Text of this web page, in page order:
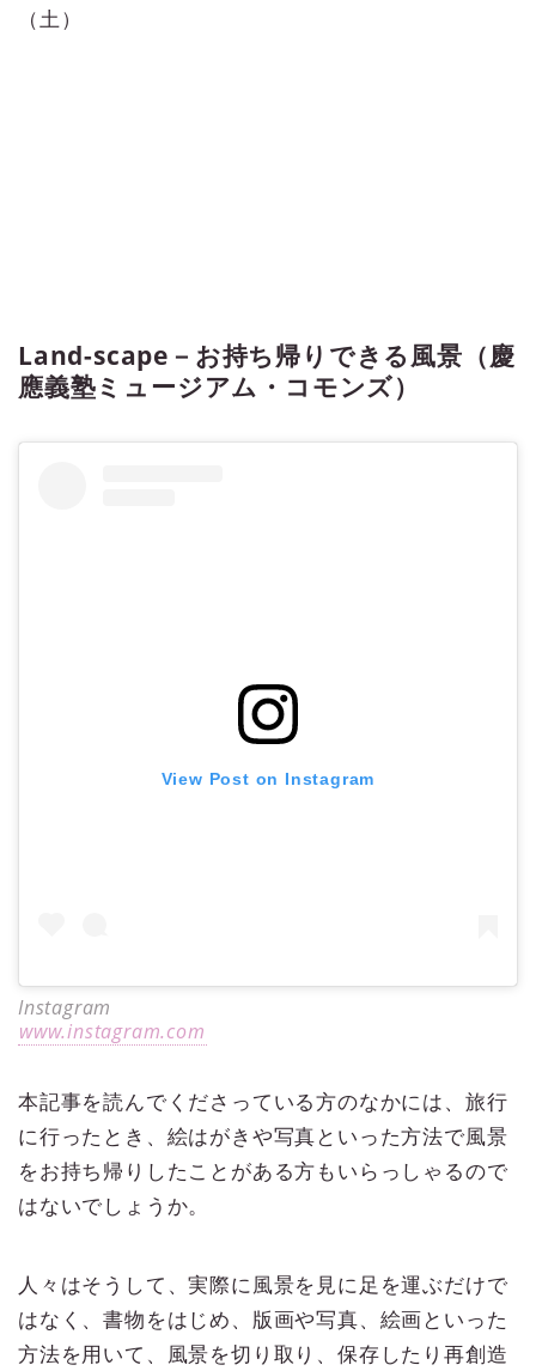
（土）
Land-scape－お持ち帰りできる風景（慶
應義塾ミュージアム・コモンズ）
View Post on Instagram
Instagram
www.instagram.com
本記事を読んでくださっている方のなかには、旅行
に行ったとき、絵はがきや写真といった方法で風景
をお持ち帰りしたことがある方もいらっしゃるので
はないでしょうか。
人々はそうして、実際に風景を見に足を運ぶだけで
はなく、書物をはじめ、版画や写真、絵画といった
方法を用いて、風景を切り取り、保存したり再創造